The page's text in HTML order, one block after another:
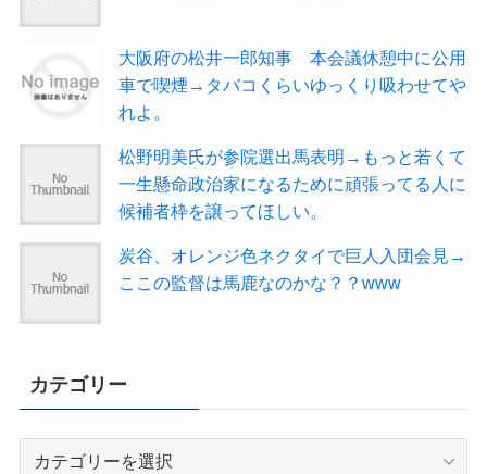
大阪府の松井一郎知事 本会議休憩中に公用
車で喫煙→タバコくらいゆっくり吸わせてや
れよ。
松野明美氏が参院選出馬表明→もっと若くて
一生懸命政治家になるために頑張ってる人に
候補者枠を譲ってほしい。
炭谷、オレンジ色ネクタイで巨人入団会見→
ここの監督は馬鹿なのかな？？www
カテゴリー